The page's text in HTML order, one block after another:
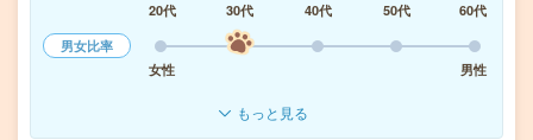
20代
30代 40代 50代
60代
男女比率
女性
男性
もっと見る